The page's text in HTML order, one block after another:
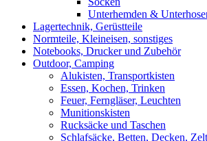
Unterhemden &
Lagertechnik, Gerüstteile
Normteile, Kleineisen, sonstiges
Notebooks, Drucker und Zubehör
Outdoor, Camping
Alukisten, Transportkisten
Essen, Kochen, Trinken
Feuer, Ferngläser, Leuchten
Munitionskisten
Rucksäcke und Taschen
Schlafsäcke, Betten, Decken,